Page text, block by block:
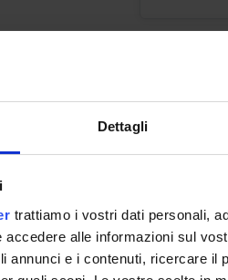
Dettagli
trattiamo i vostri dati personali,
alle informazioni sul
annunci e i contenuti, ricercare
prof.
cell.: +39